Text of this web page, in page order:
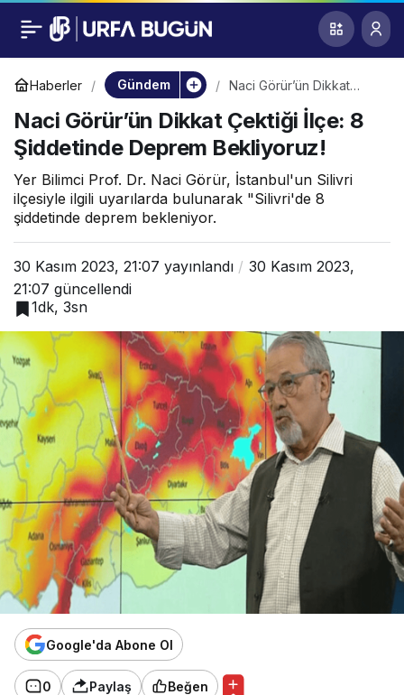
Haberler Gündem
Naci Görür’ün Dikkat
Deprem Bekliyoruz!
Naci Görür’ün Dikkat Çektiği İlçe: 8
Şiddetinde Deprem Bekliyoruz!
Yer Bilimci Prof. Dr. Naci Görür, İstanbul'un Silivri
ilçesiyle ilgili uyarılarda bulunarak "Silivri'de 8
şiddetinde deprem bekleniyor.
30 Kasım 2023, 21:07 yayınlandı
30 Kasım 2023,
21:07 güncellendi
1dk, 3sn
Google'da Abone Ol
0 Paylaş Beğen
Naci Görür’ün Dikkat
Çektiği İlçe: 8
Şiddetinde Deprem
Bekliyoruz!
0